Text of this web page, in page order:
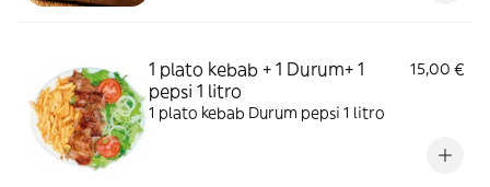
1 plato kebab + 1 Durum+ 1
pepsi 1 litro
15,00 €
1 plato kebab Durum pepsi 1 litro